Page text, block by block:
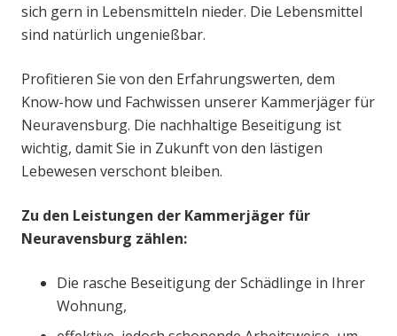
sich gern in Lebensmitteln nieder. Die Lebensmittel
sind natürlich ungenießbar.
Profitieren Sie von den Erfahrungswerten, dem
Know-how und Fachwissen unserer Kammerjäger für
Neuravensburg. Die nachhaltige Beseitigung ist
wichtig, damit Sie in Zukunft von den lästigen
Lebewesen verschont bleiben.
Zu den Leistungen der Kammerjäger für
Neuravensburg zählen:
Die rasche Beseitigung der Schädlinge in Ihrer
Wohnung,